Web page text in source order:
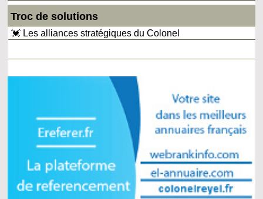
Troc de solutions
💓 Les alliances stratégiques du Colonel